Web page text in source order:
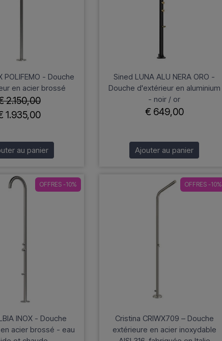
POLIFEMO - Douche
en acier brossé
2.150,00
1.935,00
au panier
Sined LUNA ALU NERA ORO -
Douche d'extérieur en aluminium
- noir / or
€ 649,00
Ajouter au panier
OFFRES -10%
INOX - Douche
acier brossé - eau
OFFRES -10%
Cristina CRIWX709 – Douche
extérieure en acier inoxydable